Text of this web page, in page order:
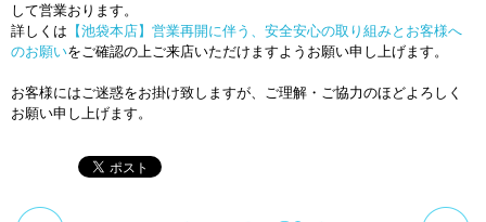
して営業おります。
詳しくは 【池袋本店】営業再開に伴う、安全安心の取り組みとお客様へ
のお願いをご確認の上ご来店いただけますようお願い申し上げます。
お客様にはご迷惑をお掛け致しますが、ご理解・ご協力のほどよろしく
お願い申し上げます。